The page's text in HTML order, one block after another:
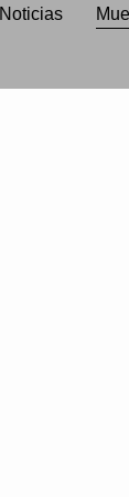
Noticias